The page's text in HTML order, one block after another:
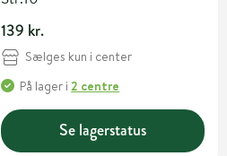
139 kr.
Sælges kun i center
På lager i2 centre
Se lagerstatus